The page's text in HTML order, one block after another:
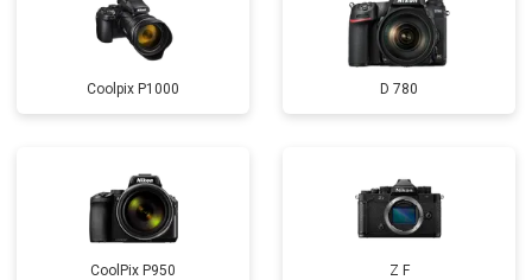
Coolpix P1000 D 780
CoolPix P950 Z F